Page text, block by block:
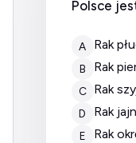
Polsce
A Rak
B Rak
C Rak
D Rak
E Rak